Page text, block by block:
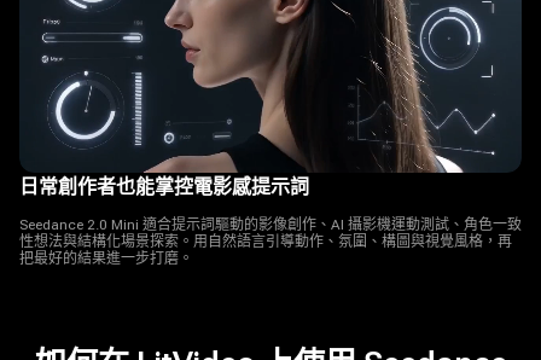
日常創作者也能掌控電影感提示詞
Seedance 2.0 Mini 適合提示詞驅動的影像創作、AI 攝影機運動測試、角色一致
性想法與結構化場景探索。用自然語言引導動作、氛圍、構圖與視覺風格，再
把最好的結果進一步打磨。